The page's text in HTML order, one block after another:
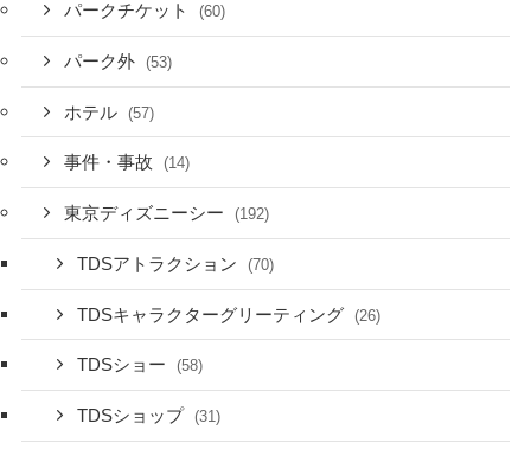
パークチケット (60)
パーク外 (53)
ホテル (57)
事件・事故 (14)
東京ディズニーシー (192)
TDSアトラクション (70)
TDSキャラクターグリーティング (26)
TDSショー (58)
TDSショップ (31)